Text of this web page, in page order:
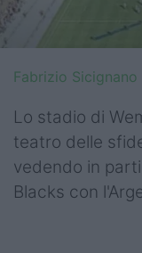
Premiership
Champions
Challenge Cup
World Rugby
Rugby World
Fabrizio Sicignano
Lo stadio di
teatro delle
vedendo in
Blacks con